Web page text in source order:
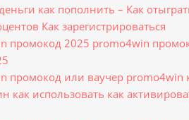
как пополнить – Как
Как зарегистрироваться
промокод 2025 promo4win
промокод или ваучер promo4win
как использовать как